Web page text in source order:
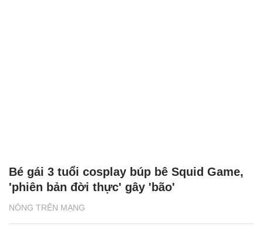
NÓNG TRÊN MẠNG
Bé gái 3 tuổi cosplay búp bê Squid Game,
'phiên bản đời thực' gây 'bão'